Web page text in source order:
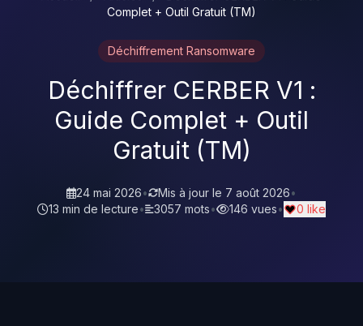
Complet + Outil Gratuit (TM)
Déchiffrement Ransomware
Déchiffrer CERBER V1 :
Guide Complet + Outil
Gratuit (TM)
24 mai 2026• Mis à jour le 7 août 2026•
13 min de lecture• 3057 mots• 146 vues• 0 like